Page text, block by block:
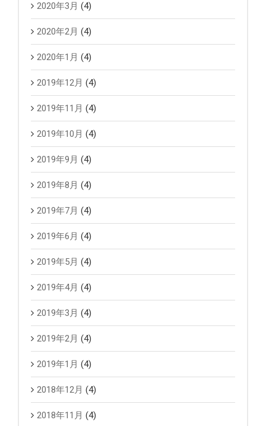
2020年3月 (4)
2020年2月 (4)
2020年1月 (4)
2019年12月 (4)
2019年11月 (4)
2019年10月 (4)
2019年9月 (4)
2019年8月 (4)
2019年7月 (4)
2019年6月 (4)
2019年5月 (4)
2019年4月 (4)
2019年3月 (4)
2019年2月 (4)
2019年1月 (4)
2018年12月 (4)
2018年11月 (4)